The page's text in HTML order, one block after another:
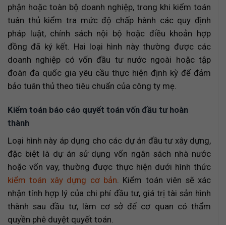
phận hoặc toàn bộ doanh nghiệp, trong khi kiểm toán
tuân thủ kiểm tra mức độ chấp hành các quy định
pháp luật, chính sách nội bộ hoặc điều khoản hợp
đồng đã ký kết. Hai loại hình này thường được các
doanh nghiệp có vốn đầu tư nước ngoài hoặc tập
đoàn đa quốc gia yêu cầu thực hiện định kỳ để đảm
bảo tuân thủ theo tiêu chuẩn của công ty mẹ.
Kiểm toán báo cáo quyết toán vốn đầu tư hoàn
thành
Loại hình này áp dụng cho các dự án đầu tư xây dựng,
đặc biệt là dự án sử dụng vốn ngân sách nhà nước
hoặc vốn vay, thường được thực hiện dưới hình thức
kiểm toán xây dựng cơ bản . Kiểm toán viên sẽ xác
nhận tính hợp lý của chi phí đầu tư, giá trị tài sản hình
thành sau đầu tư, làm cơ sở để cơ quan có thẩm
quyền phê duyệt quyết toán.